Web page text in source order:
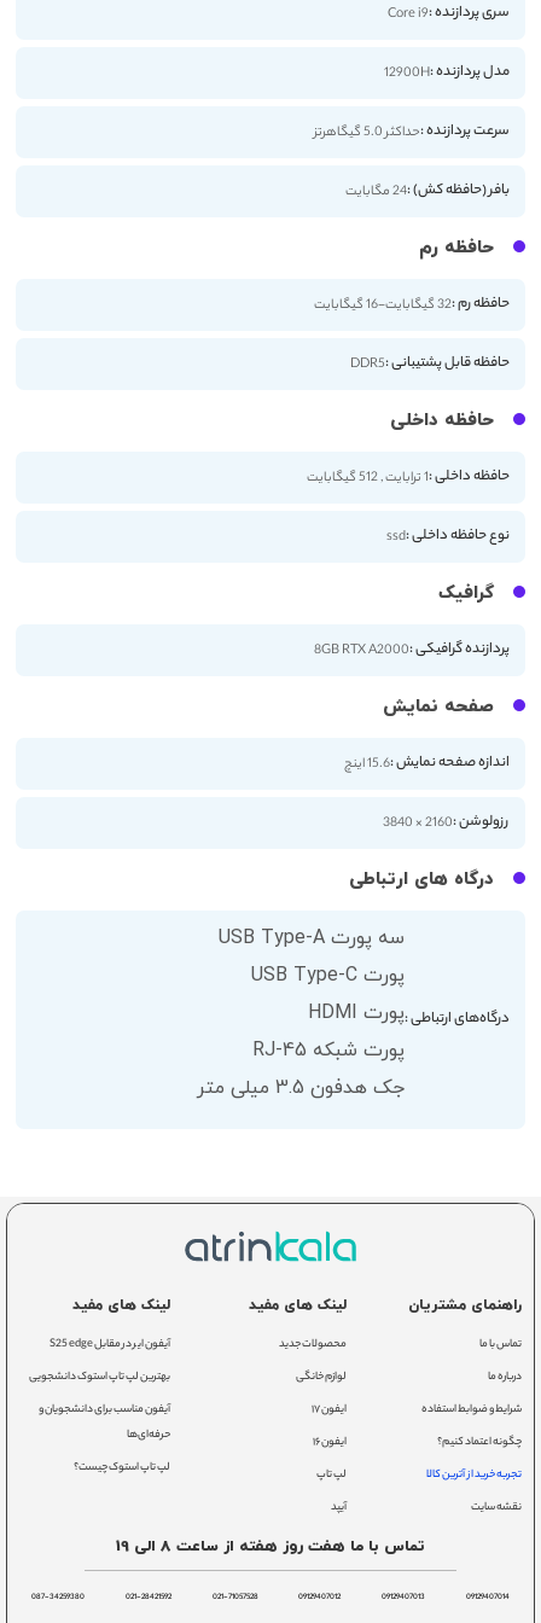
سری پردازنده :Core i9
مدل پردازنده :12900H
سرعت پردازنده :حداکثر 5.0 گیگاهرتز
بافر (حافظه کش) :24 مگابایت
حافظه رم
حافظه رم :32 گیگابایت-16 گیگابایت
حافظه قابل پشتیبانی :DDR5
حافظه داخلی
حافظه داخلی :1 ترابایت , 512 گیگابایت
نوع حافظه داخلی :ssd
گرافیک
پردازنده گرافیکی :8GB RTX A2000
صفحه نمایش
اندازه صفحه نمایش :15.6 اینچ
رزولوشن :2160 × 3840
درگاه های ارتباطی
درگاه‌های ارتباطی :
سه پورت USB Type-A
پورت USB Type-C
پورت HDMI
پورت شبکه RJ-45
جک هدفون 3.5 میلی متر
راهنمای مشتریان
تماس با ما
درباره ما
شرایط و ضوابط استفاده
چگونه اعتماد کنیم؟
تجربه خرید از آترین کالا
نقشه سایت
لینک های مفید
محصولات جدید
لوازم خانگی
ایفون ۱۷
ایفون ۱۶
لپ تاپ
آیپد
لینک های مفید
آیفون ایر در مقابل S25 edge
بهترین لپ تاپ استوک دانشجویی
آیفون مناسب برای دانشجویان و
حرفه‌ای‌ها
لپ تاپ استوک چیست؟
تماس با ما هفت روز هفته از ساعت 8 الی 19
09129407014
09129407013
09129407012
021-71057528
021-28421592
087-34259380